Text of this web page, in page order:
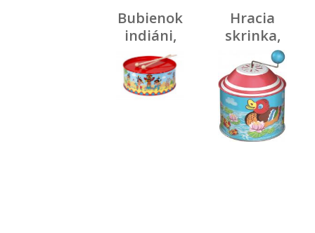
Bubienok
indiáni,
priemer
20 cm
Hracia
skrinka,
kačičky